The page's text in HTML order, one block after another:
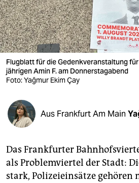
wahrheit
verlag
verlag
veranstaltungen
fragen & hilfe
abo
genossenschaft
Flugblatt für die Gedenkveranstaltung
jährigen Amin F. am Donnerstagabend
Foto: Yağmur Ekim Çay
Aus Frankfurt Am Main
Das Frankfurter
als Problemviertel der Stadt:
stark, Polizeieinsätze